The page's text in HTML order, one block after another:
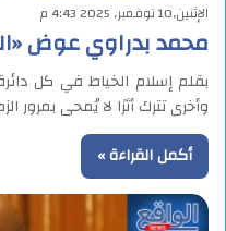
الإثنين,10 نوفمبر, 2025 4:43 م
محمد بدراوي عوض
بقلم إسلام الخياط في كل
وأخرى تترك أثرًا لا يُمحى بمرور
أكمل القراءة »